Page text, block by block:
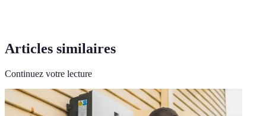
Articles similaires
Continuez votre lecture